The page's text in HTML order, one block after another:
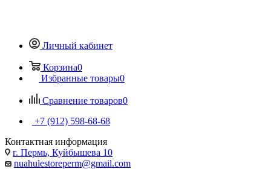
Личный кабинет
Корзина0
Избранные товары0
Сравнение товаров0
+7 (912) 598-68-68
Контактная информация
г. Пермь, Куйбышева 10
nuahulestoreperm@gmail.com